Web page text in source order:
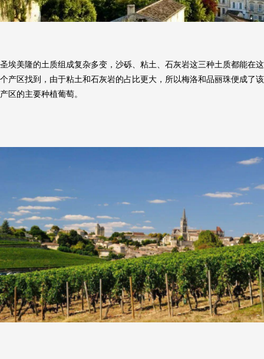
圣埃美隆的土质组成复杂多变，沙砾、粘土、石灰岩这三种土质都能在这
个产区找到，由于粘土和石灰岩的占比更大，所以梅洛和品丽珠便成了该
产区的主要种植葡萄。